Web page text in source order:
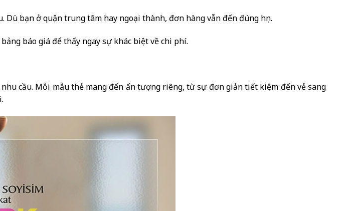
bạn ở quận trung tâm hay ngoại thành, đơn hàng vẫn đến đúng hẹn.
báo giá để thấy ngay sự khác biệt về chi phí.
cầu. Mỗi mẫu thẻ mang đến ấn tượng riêng, từ sự đơn giản tiết kiệm đến vẻ sang